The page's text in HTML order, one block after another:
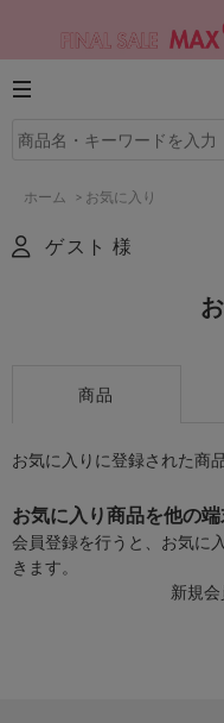
ホーム > お気に入り
ゲスト 様
商品
お気に入りに登録された商
お気に入り商品を他の
会員登録を行うと、お気に
きます。
新規